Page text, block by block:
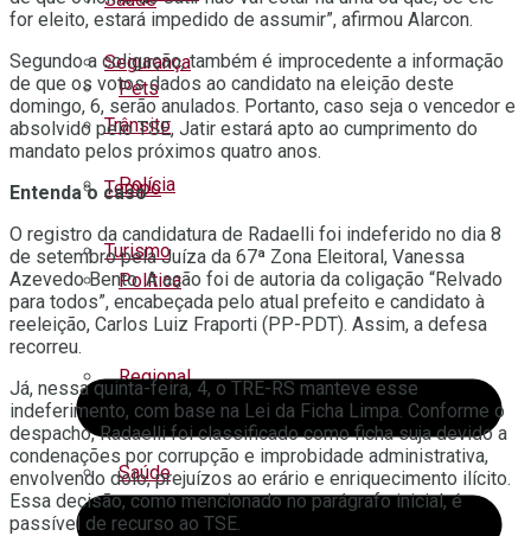
Pets
Polícia
Política
Regional
Saúde
Segurança
Trânsito
Tempo
Turismo
for eleito, estará impedido de assumir”, afirmou Alarcon.
Segundo a coligação, também é improcedente a informação
de que os votos dados ao candidato na eleição deste
domingo, 6, serão anulados. Portanto, caso seja o vencedor e
absolvido pelo TSE, Jatir estará apto ao cumprimento do
mandato pelos próximos quatro anos.
Entenda o caso
O registro da candidatura de Radaelli foi indeferido no dia 8
de setembro pela Juíza da 67ª Zona Eleitoral, Vanessa
Azevedo Bento. A ação foi de autoria da coligação “Relvado
para todos”, encabeçada pelo atual prefeito e candidato à
reeleição, Carlos Luiz Fraporti (PP-PDT). Assim, a defesa
recorreu.
Já, nessa quinta-feira, 4, o TRE-RS manteve esse
indeferimento, com base na Lei da Ficha Limpa. Conforme o
despacho, Radaelli foi classificado como ficha suja devido a
condenações por corrupção e improbidade administrativa,
envolvendo dolo, prejuízos ao erário e enriquecimento ilícito.
Essa decisão, como mencionado no parágrafo inicial, é
passível de recurso ao TSE.